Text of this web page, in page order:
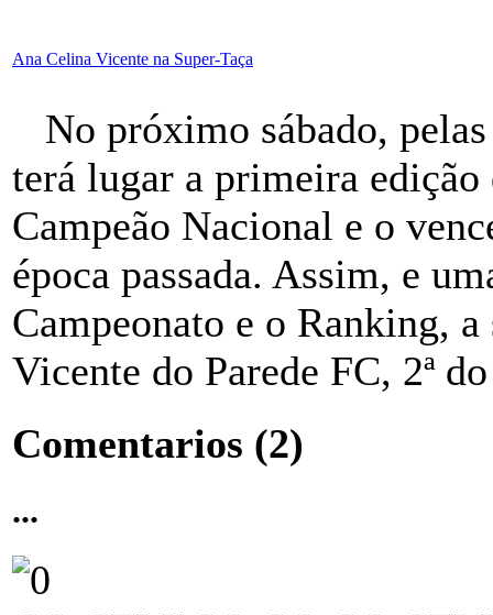
Ana Celina Vicente na Super-Taça
No próximo sábado,
terá lugar a primeira edição
Campeão Nacional e o
época passada. Assim, e
Campeonato e o Ranking,
Vicente do Parede FC, 2ª
Comentarios (2)
...